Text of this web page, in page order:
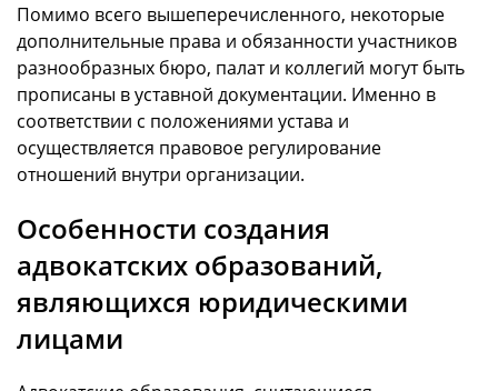
Помимо всего вышеперечисленного, некоторые
дополнительные права и обязанности участников
разнообразных бюро, палат и коллегий могут быть
прописаны в уставной документации. Именно в
соответствии с положениями устава и
осуществляется правовое регулирование
отношений внутри организации.
Особенности создания
адвокатских образований,
являющихся юридическими
лицами